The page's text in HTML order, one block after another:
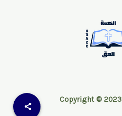
Copyright © 2023